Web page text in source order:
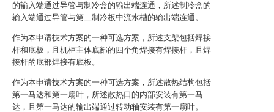
的输入端通过导管与制冷盒的输出端连通，所述制冷盒的
输入端通过导管与第二制冷板中流水槽的输出端连通。
作为本申请技术方案的一种可选方案，所述支架包括焊接
杆和底板，且机柜主体底部的四个角焊接有焊接杆，且焊
接杆的底部焊接有底板。
作为本申请技术方案的一种可选方案，所述散热结构包括
第一马达和第一扇叶，所述散热口的内部安装有第一马
达，且第一马达的输出端通过转动轴安装有第一扇叶。